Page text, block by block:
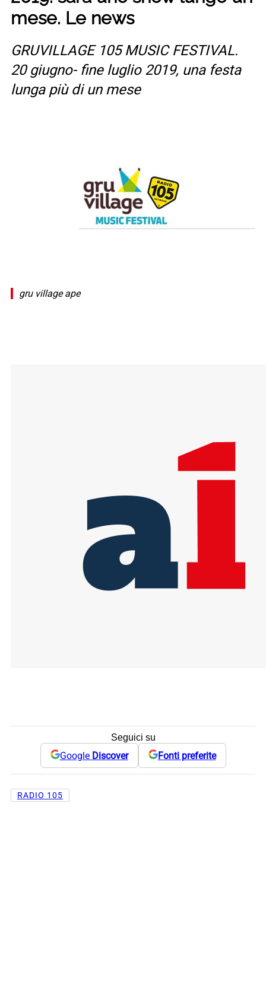
mese. Le news
GRUVILLAGE 105 MUSIC FESTIVAL.
20 giugno- fine luglio 2019, una festa
lunga più di un mese
gru village ape
Seguici su
Google Discover Fonti preferite
RADIO 105